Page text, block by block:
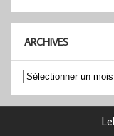
ARCHIVES
Archives